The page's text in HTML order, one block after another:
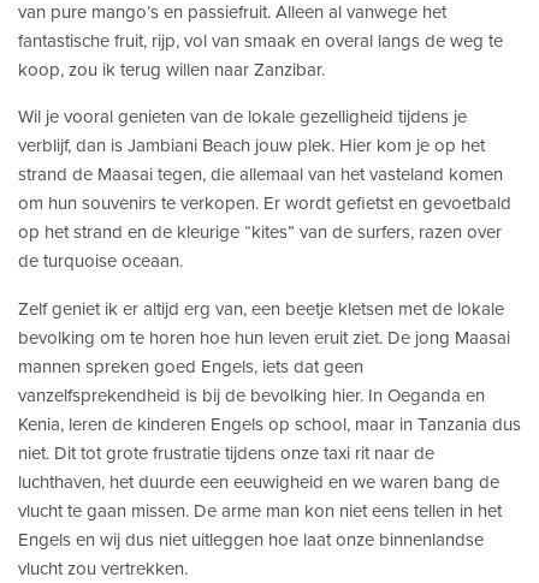
van pure mango’s en passiefruit. Alleen al vanwege het
fantastische fruit, rijp, vol van smaak en overal langs de weg te
koop, zou ik terug willen naar Zanzibar.
Wil je vooral genieten van de lokale gezelligheid tijdens je
verblijf, dan is Jambiani Beach jouw plek. Hier kom je op het
strand de Maasai tegen, die allemaal van het vasteland komen
om hun souvenirs te verkopen. Er wordt gefietst en gevoetbald
op het strand en de kleurige “kites” van de surfers, razen over
de turquoise oceaan.
Zelf geniet ik er altijd erg van, een beetje kletsen met de lokale
bevolking om te horen hoe hun leven eruit ziet. De jong Maasai
mannen spreken goed Engels, iets dat geen
vanzelfsprekendheid is bij de bevolking hier. In Oeganda en
Kenia, leren de kinderen Engels op school, maar in Tanzania dus
niet. Dit tot grote frustratie tijdens onze taxi rit naar de
luchthaven, het duurde een eeuwigheid en we waren bang de
vlucht te gaan missen. De arme man kon niet eens tellen in het
Engels en wij dus niet uitleggen hoe laat onze binnenlandse
vlucht zou vertrekken.